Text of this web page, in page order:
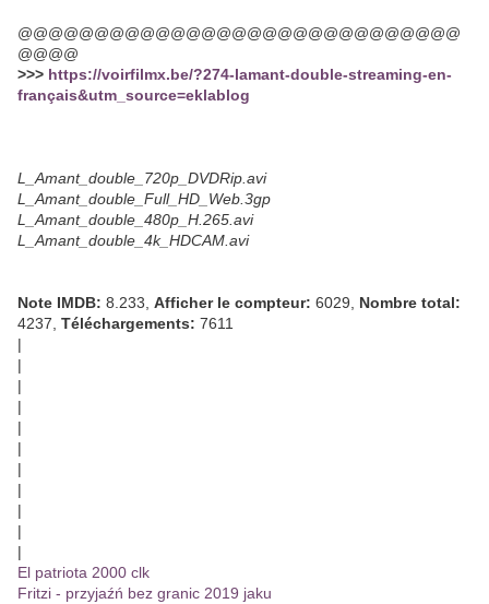
@@@@@@@@@@@@@@@@@@@@@@@@@@@@@
@@@@
>>> https://voirfilmx.be/?274-lamant-double-streaming-en-
français&utm_source=eklablog
L_Amant_double_720p_DVDRip.avi
L_Amant_double_Full_HD_Web.3gp
L_Amant_double_480p_H.265.avi
L_Amant_double_4k_HDCAM.avi
Note IMDB: 8.233, Afficher le compteur: 6029, Nombre total:
4237, Téléchargements: 7611
|
|
|
|
|
|
|
|
|
|
|
El patriota 2000 clk
Fritzi - przyjaźń bez granic 2019 jaku